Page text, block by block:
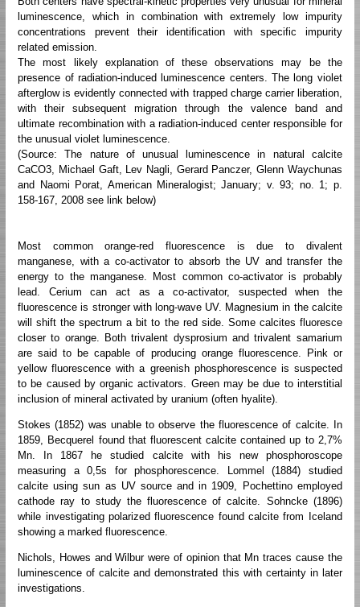
luminescence, which in combination with extremely low impurity
concentrations prevent their identification with specific impurity
related emission.
The most likely explanation of these observations may be the
presence of radiation-induced luminescence centers. The long violet
afterglow is evidently connected with trapped charge carrier liberation,
with their subsequent migration through the valence band and
ultimate recombination with a radiation-induced center responsible for
the unusual violet luminescence.
(Source: The nature of unusual luminescence in natural calcite
CaCO3, Michael Gaft, Lev Nagli, Gerard Panczer, Glenn Waychunas
and Naomi Porat, American Mineralogist; January; v. 93; no. 1; p.
158-167, 2008 see link below)
Most common orange-red fluorescence is due to divalent
manganese, with a co-activator to absorb the UV and transfer the
energy to the manganese. Most common co-activator is probably
lead. Cerium can act as a co-activator, suspected when the
fluorescence is stronger with long-wave UV. Magnesium in the calcite
will shift the spectrum a bit to the red side. Some calcites fluoresce
closer to orange. Both trivalent dysprosium and trivalent samarium
are said to be capable of producing orange fluorescence. Pink or
yellow fluorescence with a greenish phosphorescence is suspected
to be caused by organic activators. Green may be due to interstitial
inclusion of mineral activated by uranium (often hyalite).
Stokes (1852) was unable to observe the fluorescence of calcite. In
1859, Becquerel found that fluorescent calcite contained up to 2,7%
Mn. In 1867 he studied calcite with his new phosphoroscope
measuring a 0,5s for phosphorescence. Lommel (1884) studied
calcite using sun as UV source and in 1909, Pochettino employed
cathode ray to study the fluorescence of calcite. Sohncke (1896)
while investigating polarized fluorescence found calcite from Iceland
showing a marked fluorescence.
Nichols, Howes and Wilbur were of opinion that Mn traces cause the
luminescence of calcite and demonstrated this with certainty in later
investigations.